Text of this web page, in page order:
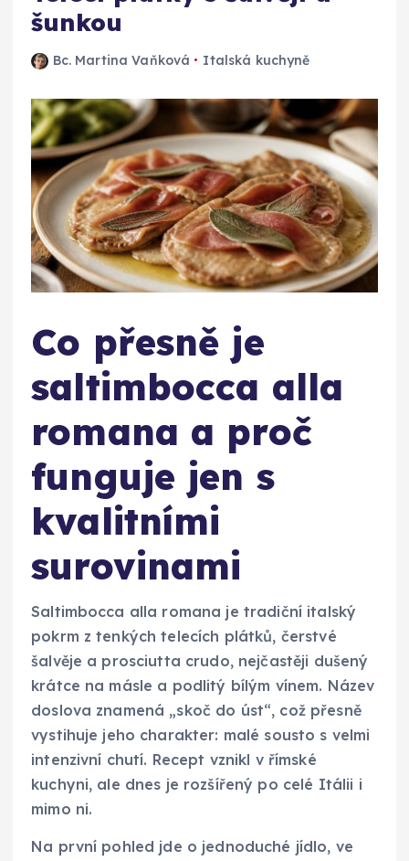
šunkou
Bc. Martina Vaňková Italská kuchyně
Co přesně je
saltimbocca alla
romana a proč
funguje jen s
kvalitními
surovinami
Saltimbocca alla romana je tradiční italský
pokrm z tenkých telecích plátků, čerstvé
šalvěje a prosciutta crudo, nejčastěji dušený
krátce na másle a podlitý bílým vínem. Název
doslova znamená „skoč do úst“, což přesně
vystihuje jeho charakter: malé sousto s velmi
intenzivní chutí. Recept vznikl v římské
kuchyni, ale dnes je rozšířený po celé Itálii i
mimo ni.
Na první pohled jde o jednoduché jídlo, ve